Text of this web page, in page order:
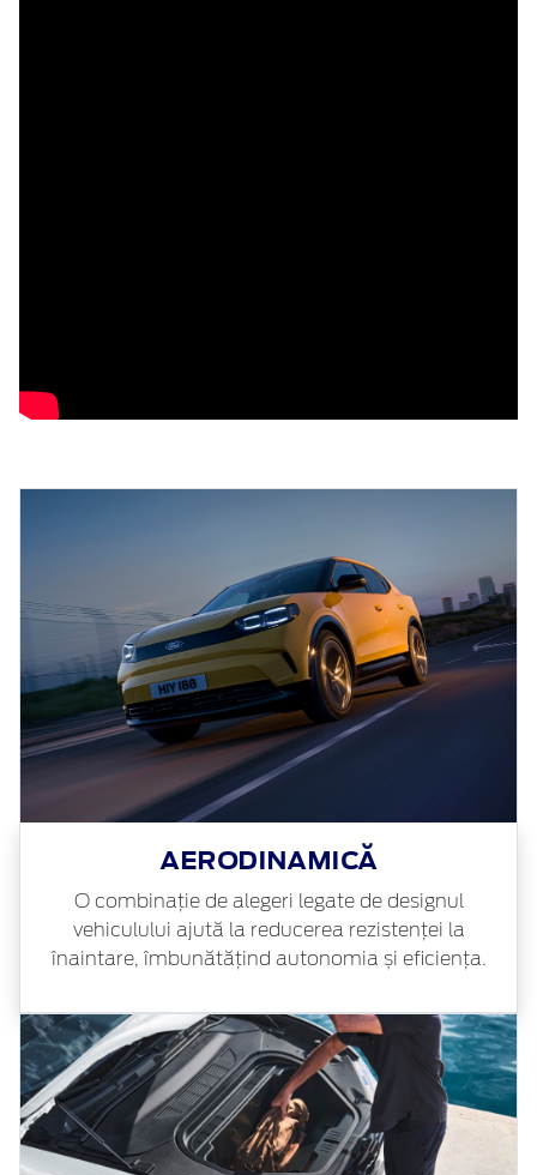
AERODINAMICĂ
O combinație de alegeri legate de designul
vehiculului ajută la reducerea rezistenței la
înaintare, îmbunătățind autonomia și eficiența.